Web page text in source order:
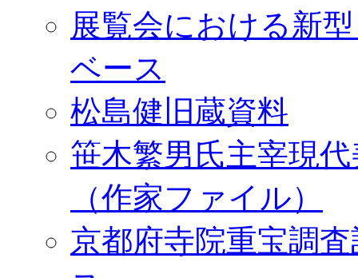
展覧会における新
ベース
松島健旧蔵資料
笹木繁男氏主宰現
（作家ファイル）
京都府寺院重宝調